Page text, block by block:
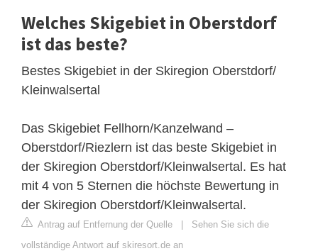
Welches Skigebiet in Oberstdorf
ist das beste?
Bestes Skigebiet in der Skiregion Oberstdorf/​
Kleinwalsertal
Das Skigebiet Fellhorn/​Kanzelwand –
Oberstdorf/​Riezlern ist das beste Skigebiet in
der Skiregion Oberstdorf/​Kleinwalsertal. Es hat
mit 4 von 5 Sternen die höchste Bewertung in
der Skiregion Oberstdorf/​Kleinwalsertal.
Antrag auf Entfernung der Quelle | Sehen Sie sich die
vollständige Antwort auf skiresort.de an